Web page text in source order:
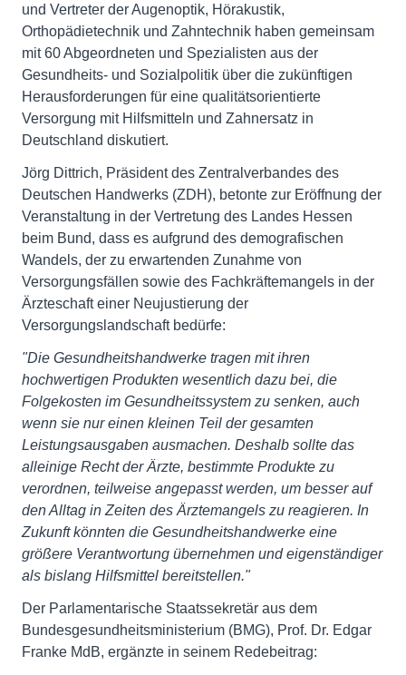
und Vertreter der Augenoptik, Hörakustik,
Orthopädietechnik und Zahntechnik haben gemeinsam
mit 60 Abgeordneten und Spezialisten aus der
Gesundheits- und Sozialpolitik über die zukünftigen
Herausforderungen für eine qualitätsorientierte
Versorgung mit Hilfsmitteln und Zahnersatz in
Deutschland diskutiert.
Jörg Dittrich, Präsident des Zentralverbandes des
Deutschen Handwerks (ZDH), betonte zur Eröffnung der
Veranstaltung in der Vertretung des Landes Hessen
beim Bund, dass es aufgrund des demografischen
Wandels, der zu erwartenden Zunahme von
Versorgungsfällen sowie des Fachkräftemangels in der
Ärzteschaft einer Neujustierung der
Versorgungslandschaft bedürfe:
"Die Gesundheitshandwerke tragen mit ihren
hochwertigen Produkten wesentlich dazu bei, die
Folgekosten im Gesundheitssystem zu senken, auch
wenn sie nur einen kleinen Teil der gesamten
Leistungsausgaben ausmachen. Deshalb sollte das
alleinige Recht der Ärzte, bestimmte Produkte zu
verordnen, teilweise angepasst werden, um besser auf
den Alltag in Zeiten des Ärztemangels zu reagieren. In
Zukunft könnten die Gesundheitshandwerke eine
größere Verantwortung übernehmen und eigenständiger
als bislang Hilfsmittel bereitstellen."
Der Parlamentarische Staatssekretär aus dem
Bundesgesundheitsministerium (BMG), Prof. Dr. Edgar
Franke MdB, ergänzte in seinem Redebeitrag: